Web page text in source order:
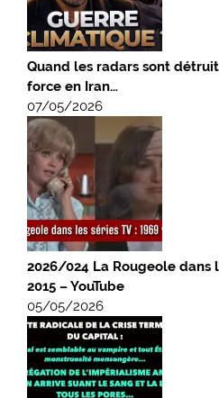
Quand les radars sont
force en Iran…
07/05/2026
2026/024 La Rougeole dans
2015 – YouTube
05/05/2026